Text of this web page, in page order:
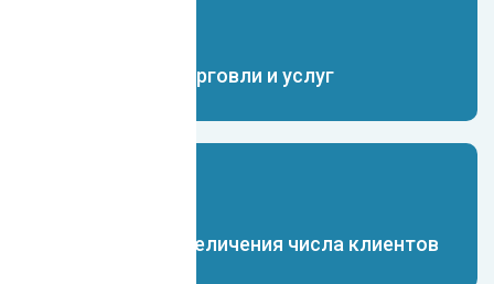
Чат-бот для торговли и услуг
Чат-бот для увеличения числа клиентов